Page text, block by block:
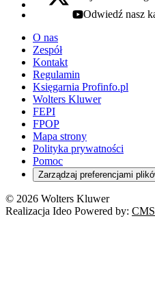
youtube - otwiera się w
Odwiedź nasz
O nas
Zespół
Kontakt
Regulamin
Księgarnia Profinfo.pl
Wolters Kluwer
FEPI
FPOP
Mapa strony
Polityka prywatności
Pomoc
Zarządzaj preferencjami
© 2026 Wolters Kluwer
Realizacja Ideo Powered by: